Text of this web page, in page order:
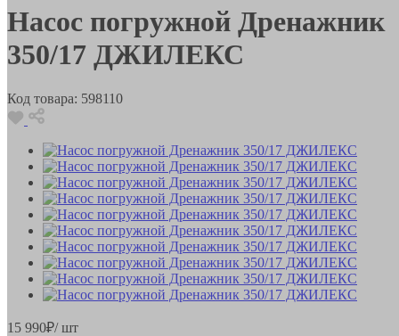
Насос погружной Дренажник
350/17 ДЖИЛЕКС
Код товара: 598110
15 990₽/ шт